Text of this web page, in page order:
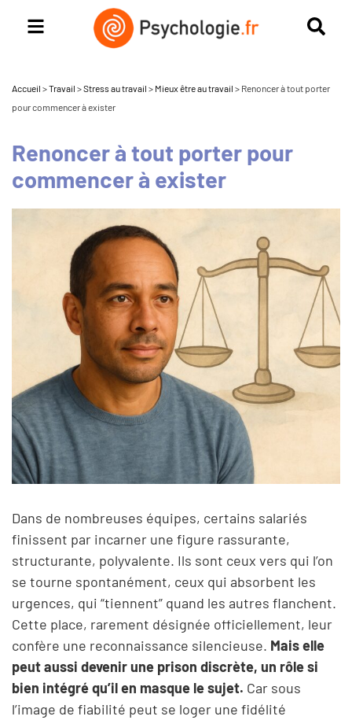
Accueil >Travail >Stress au travail > Mieux être au travail > Renoncer à tout porter
pour commencer à exister
Renoncer à tout porter pour
commencer à exister
Dans de nombreuses équipes, certains salariés
finissent par incarner une figure rassurante,
structurante, polyvalente. Ils sont ceux vers qui l’on
se tourne spontanément, ceux qui absorbent les
urgences, qui “tiennent” quand les autres flanchent.
Cette place, rarement désignée officiellement, leur
confère une reconnaissance silencieuse. Mais elle
peut aussi devenir une prison discrète, un rôle si
bien intégré qu’il en masque le sujet. Car sous
l’image de fiabilité peut se loger une fidélité